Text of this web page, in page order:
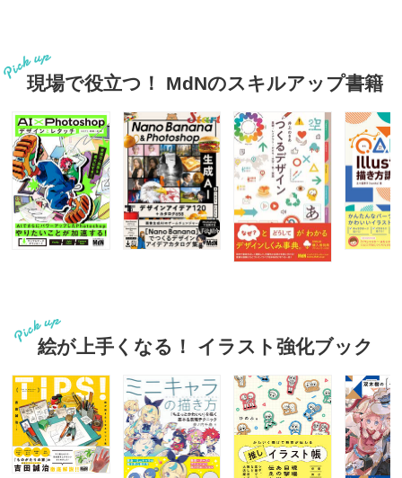
現場で役立つ！ MdNのスキルアップ書籍
絵が上手くなる！ イラスト強化ブック